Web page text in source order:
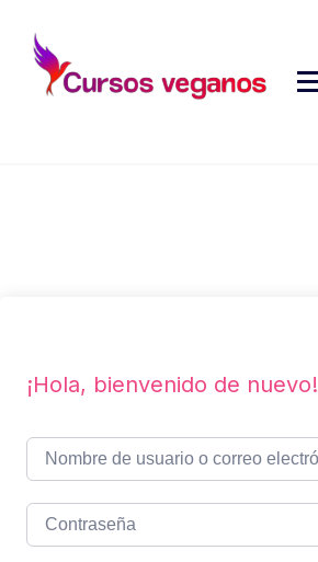
contenido
¡Hola, bienvenido de nuevo!